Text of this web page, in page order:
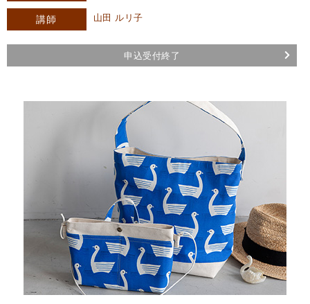
講師 山田 ルリ子
申込受付終了